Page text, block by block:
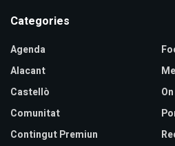
Categories
Agenda
Alacant
Castellò
Comunitat
Contingut Premiun